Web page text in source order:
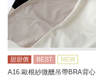
甜甜價 BEST NEW
A16.歐根紗微醺吊帶BRA背心